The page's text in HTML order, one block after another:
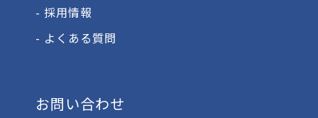
- 採用情報
- よくある質問
お問い合わせ